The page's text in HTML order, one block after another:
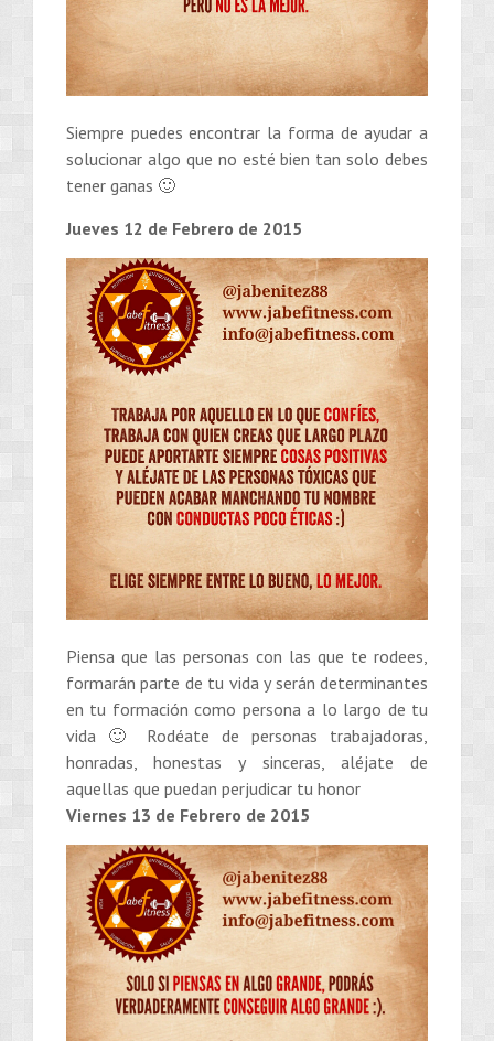
Siempre puedes encontrar la forma de ayudar a
solucionar algo que no esté bien tan solo debes
tener ganas 🙂
Jueves 12 de Febrero de 2015
Piensa que las personas con las que te rodees,
formarán parte de tu vida y serán determinantes
en tu formación como persona a lo largo de tu
vida 🙂 Rodéate de personas trabajadoras,
honradas, honestas y sinceras, aléjate de
aquellas que puedan perjudicar tu honor
Viernes 13 de Febrero de 2015